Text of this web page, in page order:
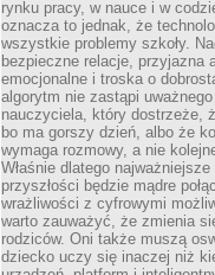
rynku pracy, w nauce i w
oznacza to jednak, że
wszystkie problemy szkoły.
bezpieczne relacje, przyjazna
emocjonalne i troska o
algorytm nie zastąpi
nauczyciela, który dostrzeże,
bo ma gorszy dzień, albo że
wymaga rozmowy, a nie
Właśnie dlatego
przyszłości będzie mądre
wrażliwości z cyfrowymi
warto zauważyć, że zmienia
rodziców. Oni także muszą
dziecko uczy się inaczej niż